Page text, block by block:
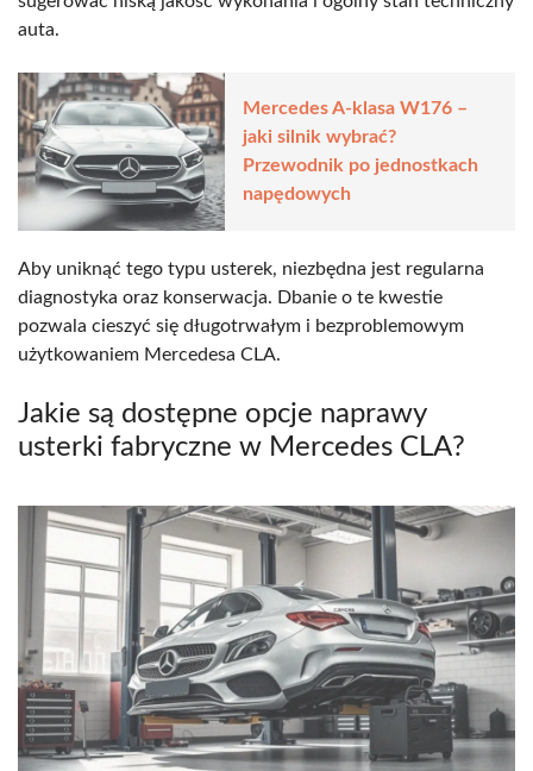
auta.
Mercedes A-klasa W176 –
jaki silnik wybrać?
Przewodnik po jednostkach
napędowych
Aby uniknąć tego typu usterek, niezbędna jest regularna
diagnostyka oraz konserwacja. Dbanie o te kwestie
pozwala cieszyć się długotrwałym i bezproblemowym
użytkowaniem Mercedesa CLA.
Jakie są dostępne opcje naprawy
usterki fabryczne w Mercedes CLA?